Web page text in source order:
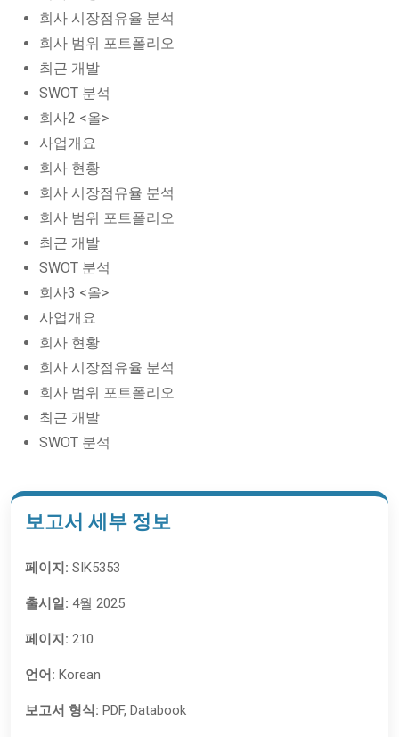
회사 시장점유율 분석
회사 범위 포트폴리오
최근 개발
SWOT 분석
회사2 <올>
사업개요
회사 현황
회사 시장점유율 분석
회사 범위 포트폴리오
최근 개발
SWOT 분석
회사3 <올>
사업개요
회사 현황
회사 시장점유율 분석
회사 범위 포트폴리오
최근 개발
SWOT 분석
보고서 세부 정보
페이지: SIK5353
출시일: 4월 2025
페이지: 210
언어: Korean
보고서 형식: PDF, Databook